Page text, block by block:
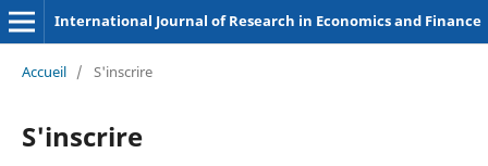
International Journal of Research in Economics and Finance
Accueil / S'inscrire
S'inscrire